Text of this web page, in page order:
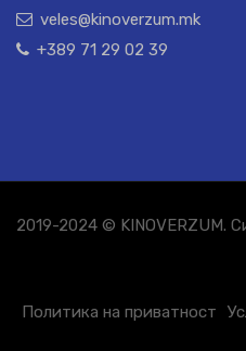
veles@kinoverzum.mk
+389 71 29 02 39
2019-2024 © KINOVERZUM.
Политика на приватност